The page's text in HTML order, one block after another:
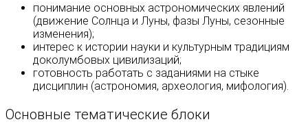
понимание основных астрономических явлений
(движение Солнца и Луны, фазы Луны, сезонные
изменения);
интерес к истории науки и культурным традициям
доколумбовых цивилизаций;
готовность работать с заданиями на стыке
дисциплин (астрономия, археология, мифология).
Основные тематические блоки